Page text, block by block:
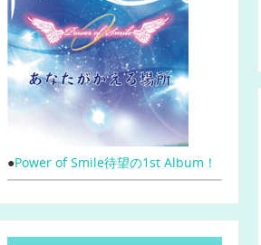
●Power of Smile待望の1st Album！